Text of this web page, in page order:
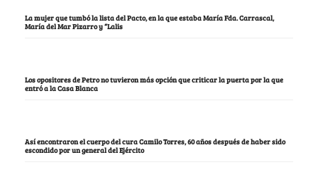
La mujer que tumbó la lista del Pacto, en la que estaba María Fda. Carrascal,
María del Mar Pizarro y “Lalis
Los opositores de Petro no tuvieron más opción que criticar la puerta por la que
entró a la Casa Blanca
Así encontraron el cuerpo del cura Camilo Torres, 60 años después de haber sido
escondido por un general del Ejército